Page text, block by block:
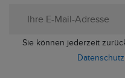
Sie können jederzeit